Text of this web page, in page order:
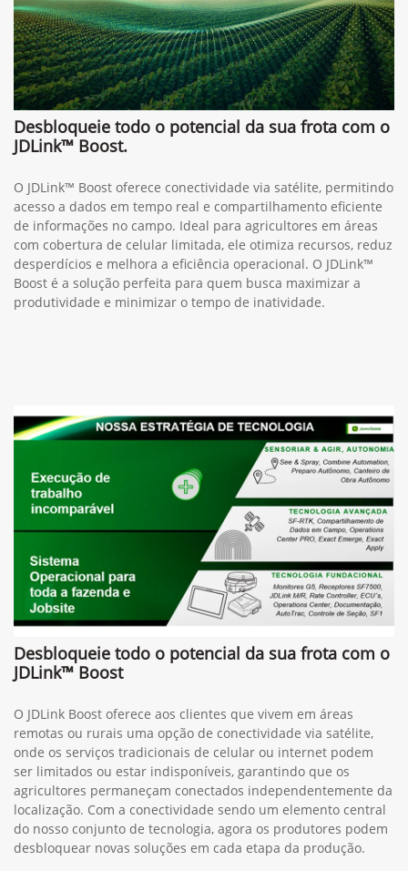
Desbloqueie todo o potencial da sua frota com o
JDLink™ Boost.
O JDLink™ Boost oferece conectividade via satélite, permitindo
acesso a dados em tempo real e compartilhamento eficiente
de informações no campo. Ideal para agricultores em áreas
com cobertura de celular limitada, ele otimiza recursos, reduz
desperdícios e melhora a eficiência operacional. O JDLink™
Boost é a solução perfeita para quem busca maximizar a
produtividade e minimizar o tempo de inatividade.
Desbloqueie todo o potencial da sua frota com o
JDLink™ Boost
O JDLink Boost oferece aos clientes que vivem em áreas
remotas ou rurais uma opção de conectividade via satélite,
onde os serviços tradicionais de celular ou internet podem
ser limitados ou estar indisponíveis, garantindo que os
agricultores permaneçam conectados independentemente da
localização. Com a conectividade sendo um elemento central
do nosso conjunto de tecnologia, agora os produtores podem
desbloquear novas soluções em cada etapa da produção.